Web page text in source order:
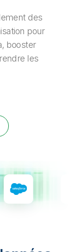
des
pour
booster
les